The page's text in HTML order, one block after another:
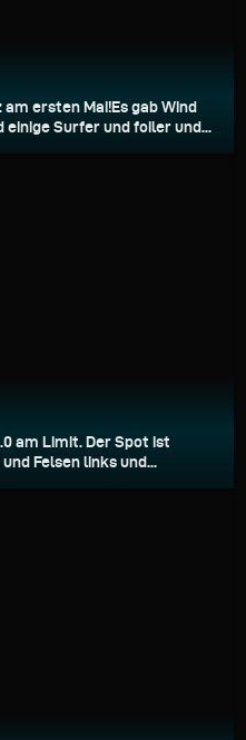
ersten Mai!Es gab Wind
einige Surfer und foiler und...
am Limit. Der Spot ist
Felsen links und...